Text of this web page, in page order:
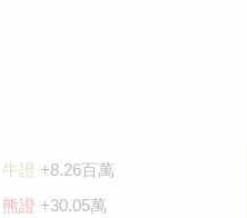
牛證 +8.26百萬
熊證 +30.05萬